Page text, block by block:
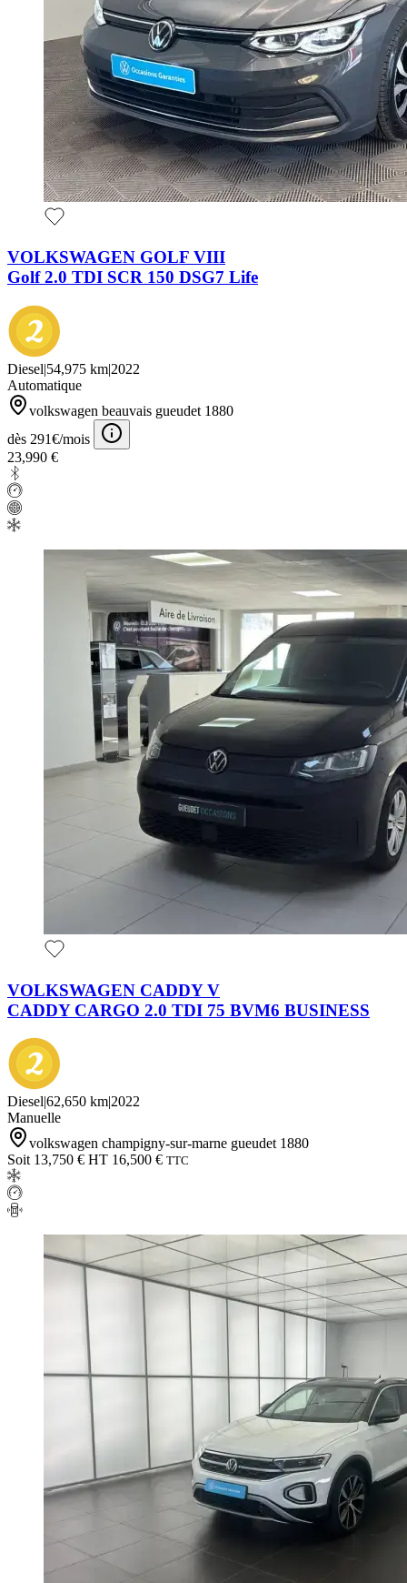
VOLKSWAGEN GOLF VIII
Golf 2.0 TDI SCR 150 DSG7 Life
Diesel|54,975 km|2022
Automatique
volkswagen beauvais gueudet 1880
dès 291€/mois
23,990 €
VOLKSWAGEN CADDY V
CADDY CARGO 2.0 TDI 75 BVM6 BUSINESS
Diesel|62,650 km|2022
Manuelle
volkswagen champigny-sur-marne gueudet 1880
Soit 13,750 € HT 16,500 € TTC